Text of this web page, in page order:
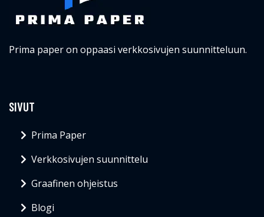
Prima paper on oppaasi verkkosivujen suunnitteluun.
SIVUT
Prima Paper
Verkkosivujen suunnittelu
Graafinen ohjeistus
Blogi